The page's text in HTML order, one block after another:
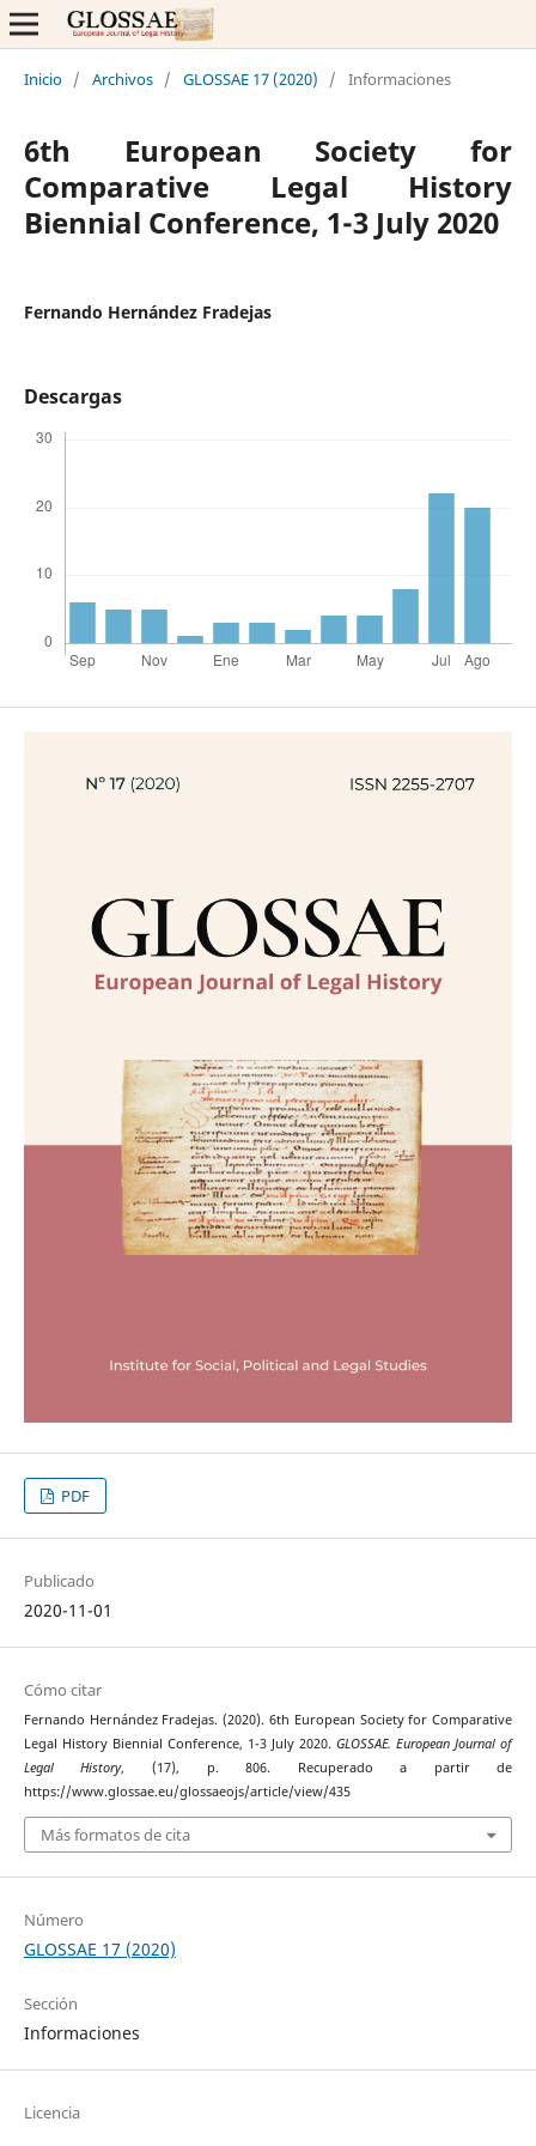
Inicio / Archivos / GLOSSAE 17 (2020) / Informaciones
6th European Society for
Comparative Legal History
Biennial Conference, 1-3 July 2020
Fernando Hernández Fradejas
Descargas
PDF
Publicado
2020-11-01
Cómo citar
Fernando Hernández Fradejas. (2020). 6th European Society for Comparative
Legal History Biennial Conference, 1-3 July 2020.GLOSSAE. European Journal of
Legal History, (17), p. 806. Recuperado a partir de
https://www.glossae.eu/glossaeojs/article/view/435
Más formatos de cita
Número
GLOSSAE 17 (2020)
Sección
Informaciones
Licencia